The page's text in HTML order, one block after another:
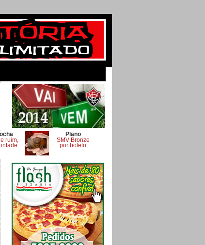
ruim,
Plano
SMV Bronze
por boleto